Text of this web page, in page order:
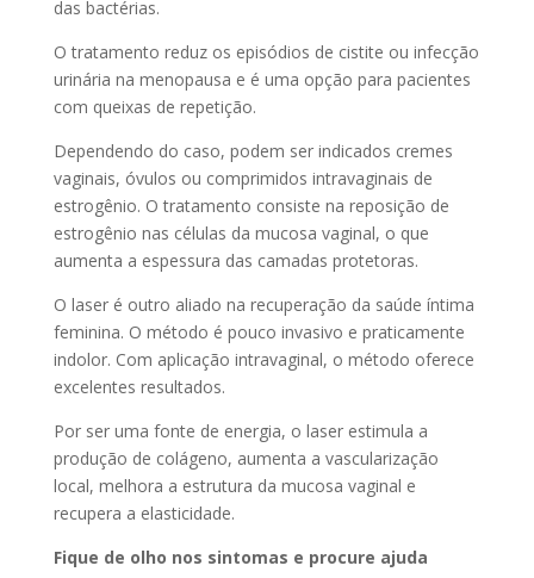
das bactérias.
O tratamento reduz os episódios de cistite ou infecção
urinária na menopausa e é uma opção para pacientes
com queixas de repetição.
Dependendo do caso, podem ser indicados cremes
vaginais, óvulos ou comprimidos intravaginais de
estrogênio. O tratamento consiste na reposição de
estrogênio nas células da mucosa vaginal, o que
aumenta a espessura das camadas protetoras.
O laser é outro aliado na recuperação da saúde íntima
feminina. O método é pouco invasivo e praticamente
indolor. Com aplicação intravaginal, o método oferece
excelentes resultados.
Por ser uma fonte de energia, o laser estimula a
produção de colágeno, aumenta a vascularização
local, melhora a estrutura da mucosa vaginal e
recupera a elasticidade.
Fique de olho nos sintomas e procure ajuda